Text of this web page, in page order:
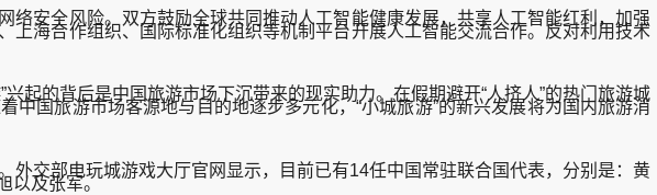
安全风险。双方鼓励全球共同推动人工智能健康发展，共享人工智能红利，加强
海合作组织、国际标准化组织等机制平台开展人工智能交流合作。反对利用技术
的背后是中国旅游市场下沉带来的现实助力。在假期避开“人挤人”的热门旅游城
中国旅游市场客源地与目的地逐步多元化，“小城旅游”的新兴发展将为国内旅游消
交部电玩城游戏大厅官网显示，目前已有14任中国常驻联合国代表，分别是：黄
以及张军。